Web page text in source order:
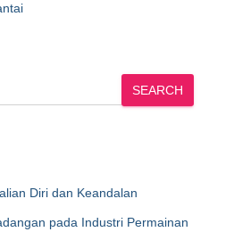
SEARCH
Diri dan Keandalan
pada Industri Permainan